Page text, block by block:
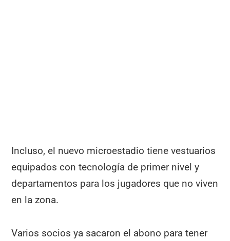
Incluso, el nuevo microestadio tiene vestuarios
equipados con tecnología de primer nivel y
departamentos para los jugadores que no viven
en la zona.
Varios socios ya sacaron el abono para tener